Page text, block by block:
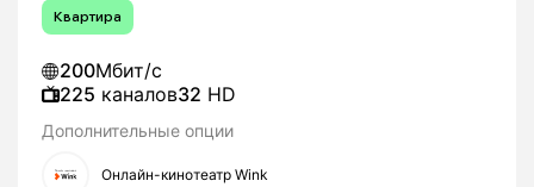
Квартира
200Мбит/с
225 каналов32 HD
Дополнительные опции
Онлайн-кинотеатр Wink